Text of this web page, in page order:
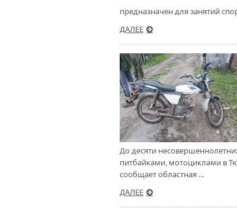
предназначен для занятий
ДАЛЕЕ
До десяти
питбайками, мотоциклами в
сообщает областная …
ДАЛЕЕ